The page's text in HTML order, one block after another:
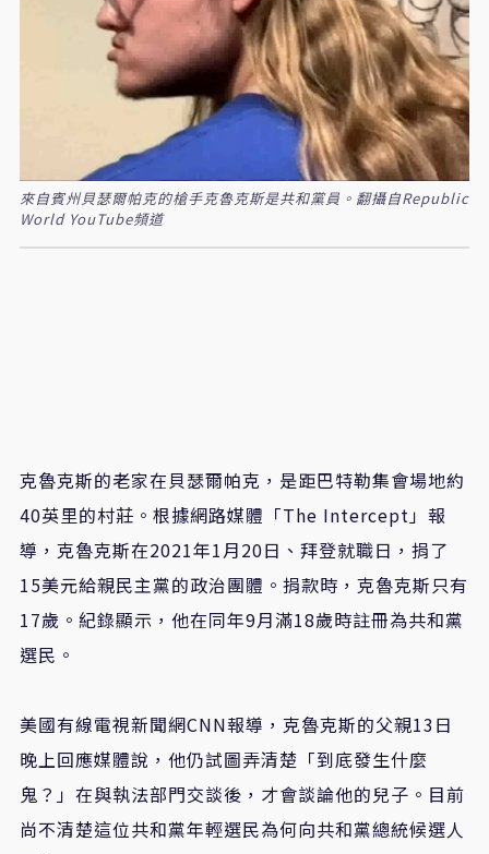
來自賓州貝瑟爾帕克的槍手克魯克斯是共和黨員。翻攝自Republic
World YouTube頻道
克魯克斯的老家在貝瑟爾帕克，是距巴特勒集會場地約
40英里的村莊。根據網路媒體「The Intercept」報
導，克魯克斯在2021年1月20日、拜登就職日，捐了
15美元給親民主黨的政治團體。捐款時，克魯克斯只有
17歲。紀錄顯示，他在同年9月滿18歲時註冊為共和黨
選民。
美國有線電視新聞網CNN報導，克魯克斯的父親13日
晚上回應媒體說，他仍試圖弄清楚「到底發生什麼
鬼？」在與執法部門交談後，才會談論他的兒子。目前
尚不清楚這位共和黨年輕選民為何向共和黨總統候選人